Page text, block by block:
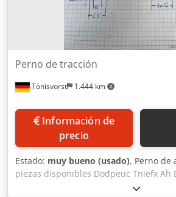
Tönisvorst 1.444 km
Perno de tracción
Información de
precio
Estado: muy bueno (usado), Perno de
piezas disponibles Dodpeuc Tniefx Ah